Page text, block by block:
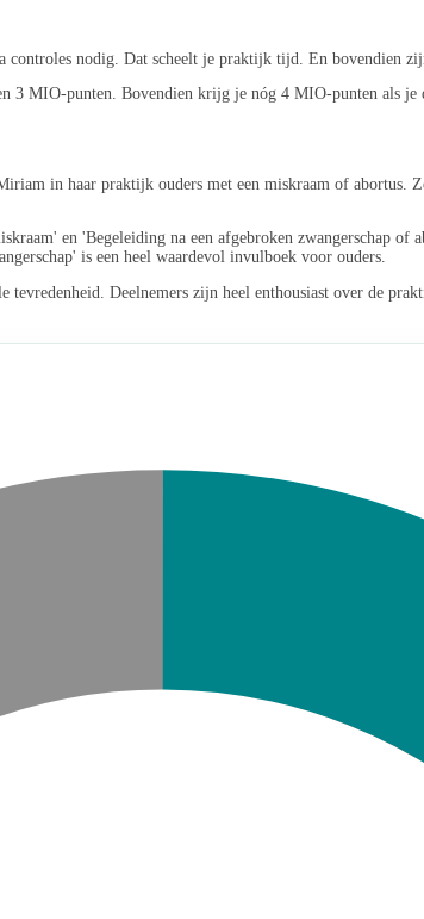
nodig. Dat scheelt je praktijk tijd. En bovendien
3 MIO-punten. Bovendien krijg je nóg 4 MIO-punten als
in haar praktijk ouders met een miskraam of abortus.
en 'Begeleiding na een afgebroken zwangerschap
is een heel waardevol invulboek voor ouders.
Deelnemers zijn heel enthousiast over de